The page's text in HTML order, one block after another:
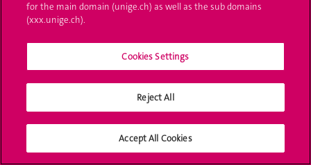
L'UNIGE de A à Z
S'inscrire à l'UNIGE
Démarches administratives
Poser une question
for the main domain (unige.ch) as well as the sub domains
(xxx.unige.ch).
Cookies Settings
Reject All
Accept All Cookies